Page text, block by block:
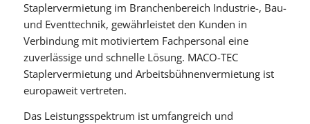
Staplervermietung im Branchenbereich Industrie-, Bau-
und Eventtechnik, gewährleistet den Kunden in
Verbindung mit motiviertem Fachpersonal eine
zuverlässige und schnelle Lösung. MACO-TEC
Staplervermietung und Arbeitsbühnenvermietung ist
europaweit vertreten.
Das Leistungsspektrum ist umfangreich und